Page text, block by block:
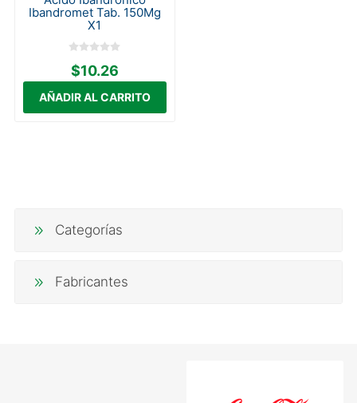
Ibandromet Tab. 150Mg
X1
$10.26
Categorías
Fabricantes